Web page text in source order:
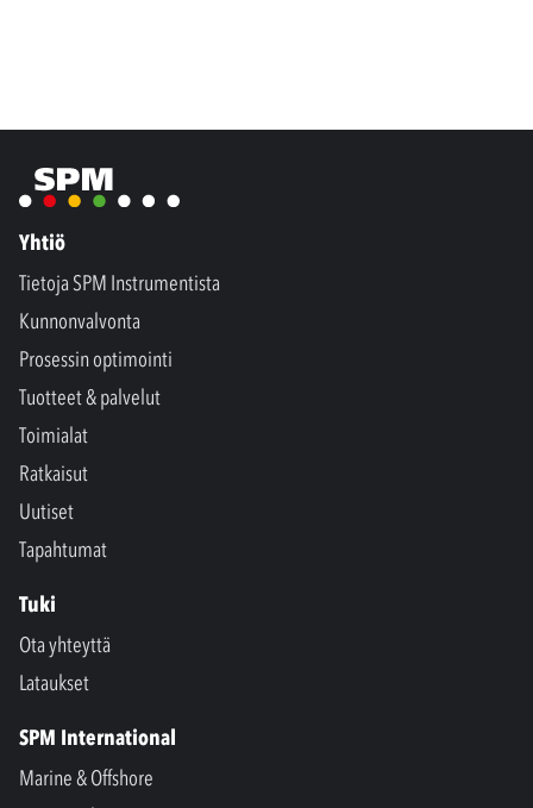
Yhtiö
Tietoja SPM Instrumentista
Kunnonvalvonta
Prosessin optimointi
Tuotteet & palvelut
Toimialat
Ratkaisut
Uutiset
Tapahtumat
Tuki
Ota yhteyttä
Lataukset
SPM International
Marine & Offshore